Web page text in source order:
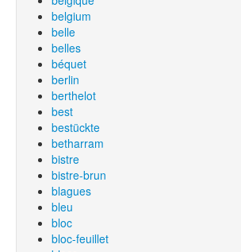
belgium
belle
belles
béquet
berlin
berthelot
best
bestückte
betharram
bistre
bistre-brun
blagues
bleu
bloc
bloc-feuillet